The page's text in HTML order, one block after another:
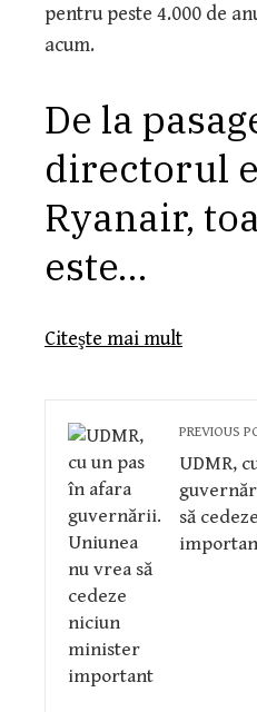
pentru peste 4.000 de
acum.
De la
directorul
Ryanair,
este…
Citeşte mai mult
PREVIOUS
UDMR,
să